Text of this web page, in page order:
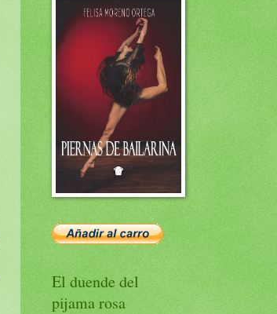
El duende del
pijama rosa